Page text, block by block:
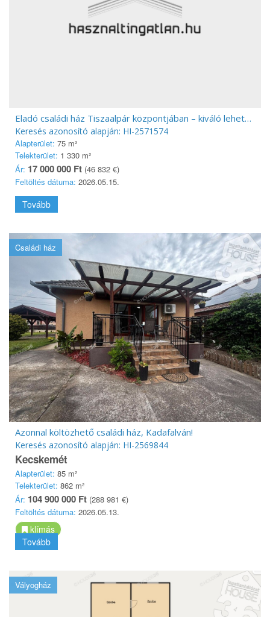
Eladó családi ház Tiszaalpár központjában – kiváló lehetőség nagy telekkel
Keresés azonosító alapján: HI-2571574
Alapterület: 75 m²
Telekterület: 1 330 m²
Ár: 17 000 000 Ft (46 832 €)
Feltöltés dátuma: 2026.05.15.
Tovább
Családi ház
Azonnal költözhető családi ház, Kadafalván!
Keresés azonosító alapján: HI-2569844
Kecskemét
Alapterület: 85 m²
Telekterület: 862 m²
Ár: 104 900 000 Ft (288 981 €)
Feltöltés dátuma: 2026.05.13.
klímás
Tovább
Vályogház